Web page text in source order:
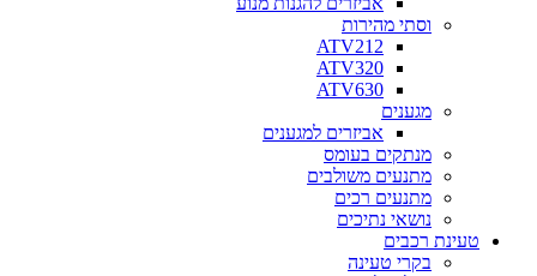
וסתי מהירות
ATV212
ATV320
ATV630
מגענים
אביזרים למגענים
מנתקים בעומס
מתנעים משולבים
מתנעים רכים
נושאי נתיכים
טעינת רכבים
בקרי טעינה